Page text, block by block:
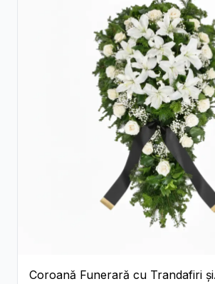
Coroană Funerară cu Trandafiri și